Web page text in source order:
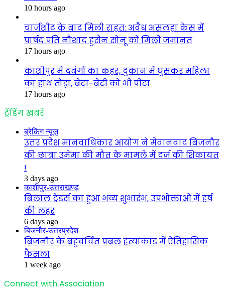
10 hours ago
चार्जशीट के बाद मिली राहत: अवैध असलहा केस में
पार्षद पति नौशाद हुसैन सोनू कों मिली जमानत
17 hours ago
काशीपुर में दबंगों का कहर, दुकान में घुसकर महिला
का हाथ तोड़ा, बेटा-बेटी को भी पीटा
17 hours ago
ट्रेंडिंग खबरें
ब्रेकिंग न्यूज़
उत्तर प्रदेश मानवाधिकार आयोग ने मेवानवाद बिजनौर
की छात्रा उमेमा की मौत के मामले में दर्ज की शिकायत
!
3 days ago
काशीपुर-उत्तराखण्ड़
बिलाल ट्रेडर्स का हुआ भव्य शुभारंभ, उपभोक्ताओं में हर्ष
की लहर
6 days ago
बिजनौर-उत्तरप्रदेश
बिजनौर के बहुचर्चित प्रबल हत्याकांड में ऐतिहासिक
फैसला
1 week ago
Connect with Association